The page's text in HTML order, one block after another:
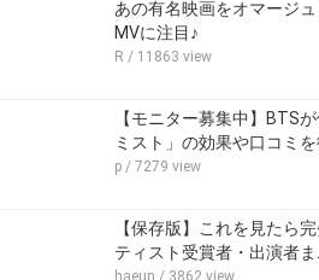
あの有名映画をオマージ
MVに注目♪
R / 11863 view
【モニター募集中】BTS
ミスト」の効果や口コミを
p / 7279 view
【保存版】これを見たら
ティスト受賞者・出演者ま…
haeun / 3862 view